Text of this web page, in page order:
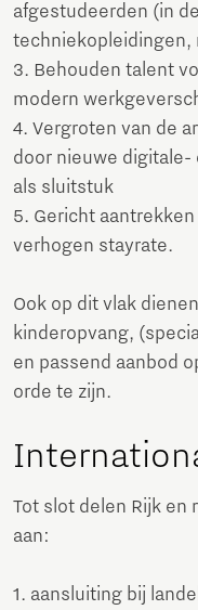
afgestudeerden (in
techniekopleidingen,
3. Behouden talent
modern
4. Vergroten van de
door nieuwe
als sluitstuk
5. Gericht
verhogen stayrate.
Ook op dit vlak
kinderopvang,
en passend aanbod
orde te zijn.
Tot slot delen Rijk en
aan:
1. aansluiting bij